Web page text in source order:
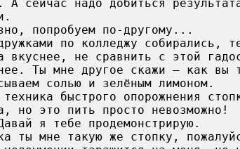
сейчас надо добиться
попробуем по-другому...
по колледжу собирались,
вкуснее, не сравнить с этой
Ты мне другое скажи — как вы
солью и зелёным лимоном.
быстрого опорожнения
но это пить просто невозможно!
я тебе продемонстрирую.
ты мне такую же стопку,